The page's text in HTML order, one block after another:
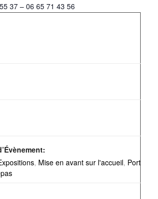
37 – 06 65 71 43 56
, Mise en avant sur l'accueil, Portes